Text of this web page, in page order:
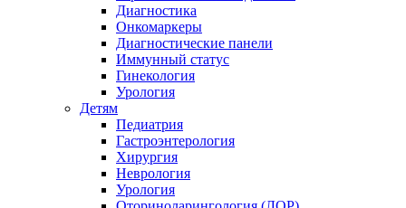
Диагностика
Онкомаркеры
Диагностические панели
Иммунный статус
Гинекология
Урология
Детям
Педиатрия
Гастроэнтерология
Хирургия
Неврология
Урология